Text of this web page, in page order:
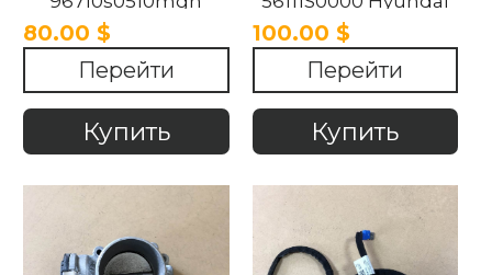
Hyundai i30 2017-
2022
80.00 $
Перейти
Купить
I30 2018-2024
100.00 $
Перейти
Купить